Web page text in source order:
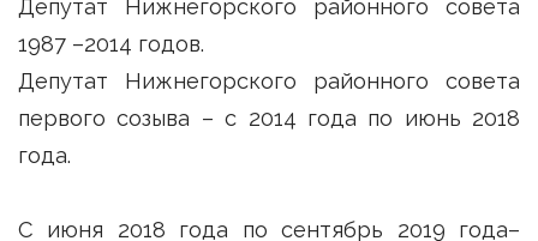
Депутат Нижнегорского районного совета
1987 –2014 годов.
Депутат Нижнегорского районного совета
первого созыва – с 2014 года по июнь 2018
года.
С июня 2018 года по сентябрь 2019 года–